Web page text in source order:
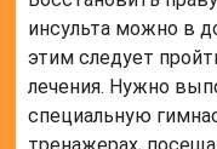
инсульта можно в
этим следует
лечения. Нужно
специальную